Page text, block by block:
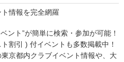
情報を完全網羅
ント”が簡単に検索・参加が可能！
割引 ) 付イベントも多数掲載中！
京都内クラブイベント情報や、大